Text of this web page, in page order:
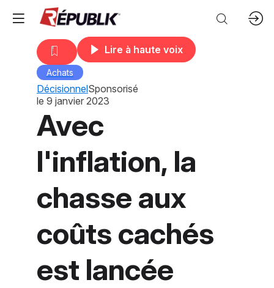
Lire à haute voix
Achats
DécisionnelSponsorisé
le 9 janvier 2023
Avec
l'inflation, la
chasse aux
coûts cachés
est lancée